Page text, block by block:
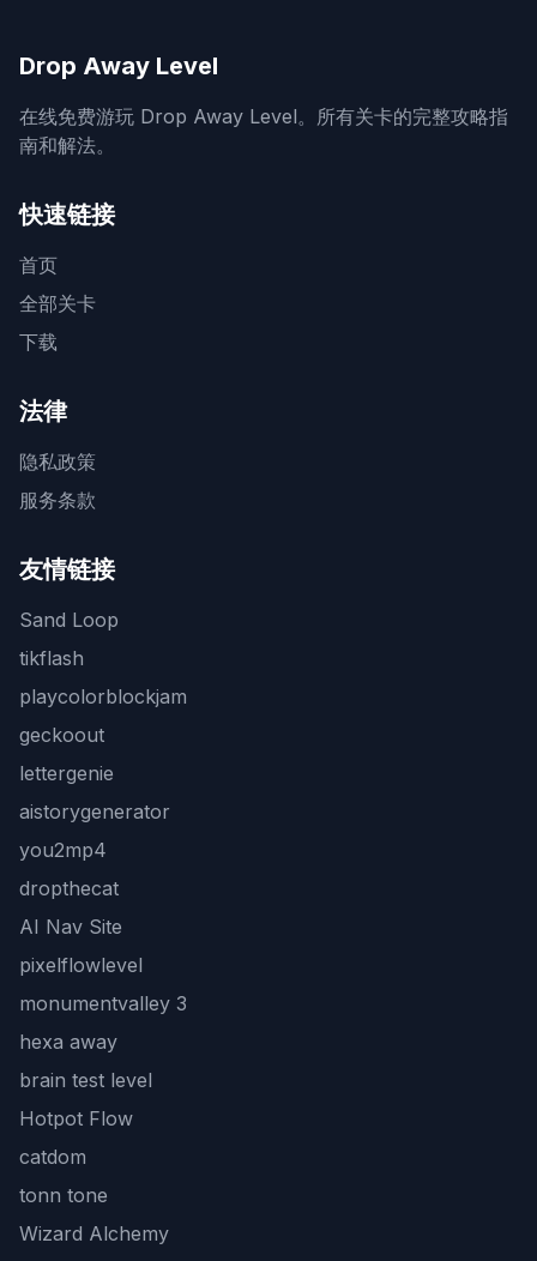
Drop Away Level
在线免费游玩 Drop Away Level。所有关卡的完整攻略指
南和解法。
快速链接
首页
全部关卡
下载
法律
隐私政策
服务条款
友情链接
Sand Loop
tikflash
playcolorblockjam
geckoout
lettergenie
aistorygenerator
you2mp4
dropthecat
AI Nav Site
pixelflowlevel
monumentvalley 3
hexa away
brain test level
Hotpot Flow
catdom
tonn tone
Wizard Alchemy